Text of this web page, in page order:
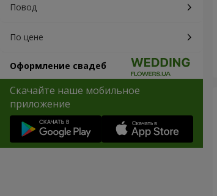
Повод
По цене
Оформление свадеб
Скачайте наше мобильное
приложение